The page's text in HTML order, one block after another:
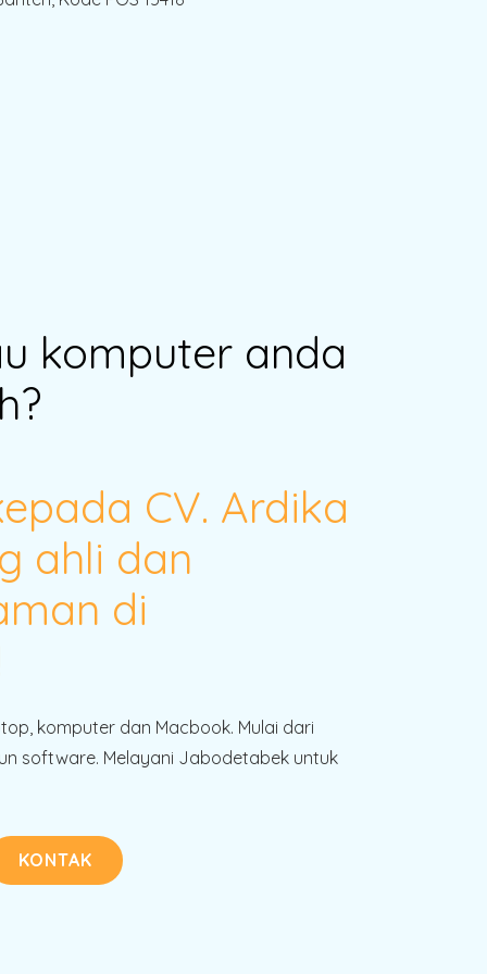
komputer anda
CV. Ardika
ahli dan
di
komputer dan Macbook. Mulai dari
software. Melayani Jabodetabek untuk
KONTAK